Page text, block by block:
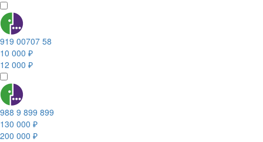
919 00707 58
10 000 ₽
12 000 ₽
988 9 899 899
130 000 ₽
200 000 ₽